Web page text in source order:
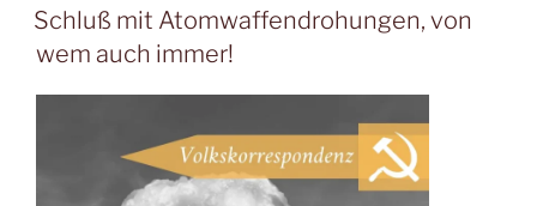
Schluß mit Atomwaffendrohungen, von
wem auch immer!